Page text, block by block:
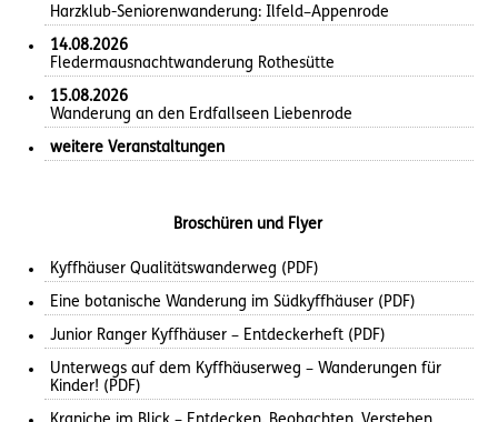
Harzklub-Seniorenwanderung: Ilfeld–Appenrode
14.08.2026
Fledermausnachtwanderung Rothesütte
15.08.2026
Wanderung an den Erdfallseen Liebenrode
weitere Veranstaltungen
Broschüren und Flyer
Kyffhäuser Qualitätswanderweg (PDF)
Eine botanische Wanderung im Südkyffhäuser (PDF)
Junior Ranger Kyffhäuser – Entdeckerheft (PDF)
Unterwegs auf dem Kyffhäuserweg – Wanderungen für
Kinder! (PDF)